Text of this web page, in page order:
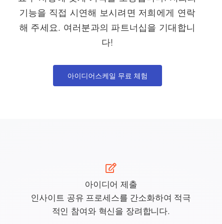
기능을 직접 시연해 보시려면 저희에게 연락
해 주세요. 여러분과의 파트너십을 기대합니
다!
아이디어스케일 무료 체험
아이디어 제출
인사이트 공유 프로세스를 간소화하여 적극
적인 참여와 혁신을 장려합니다.